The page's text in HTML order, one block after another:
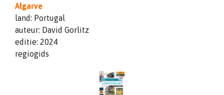
Algarve
land: Portugal
auteur: David Gorlitz
editie: 2024
regiogids